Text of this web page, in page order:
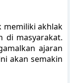
memiliki akhlak
di masyarakat.
ajaran
akan semakin